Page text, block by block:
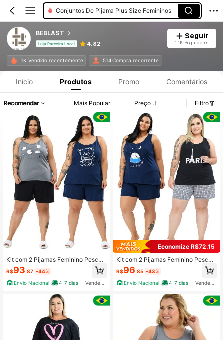
Conjuntos De Pijama Plus Size Femininos
BEBLAST
Loja Parceira Local 4.82
Seguir
1.1K Seguidores
1K Vendido recentemente 514 Compra recorrente
Início Produtos Promo Comentários
Recomendar Mais Popular Preço Filtro
Kit com 2 Pijamas Feminino Pescad
or Plus Size 100% Algodão
R$93 ,87 -44%
Envio Nacional
4-7 dias
Economize R$72,15
Kit com 2 Pijamas Feminino Pescad
or Plus Size 100% Algodão
R$96 ,85 -43%
Envio Nacional
4-7 dias